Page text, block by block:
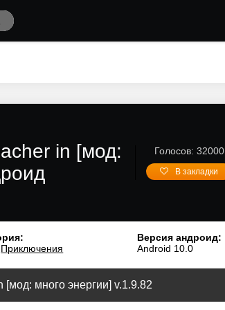
in [мод:
Голосов: 32000
В закладки
Приключения
Версия андроид:
Android 10.0
много энергии] v.1.9.82